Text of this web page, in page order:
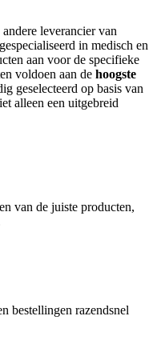
leverancier van
in medisch en
aan voor de specifieke
voldoen aan de hoogste
geselecteerd op basis van
alleen een uitgebreid
van de juiste producten,
bestellingen razendsnel